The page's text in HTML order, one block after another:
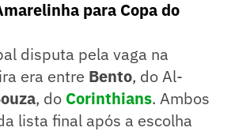
para Copa do
disputa pela vaga na
era entre Bento, do Al-
, do Corinthians. Ambos
lista final após a escolha